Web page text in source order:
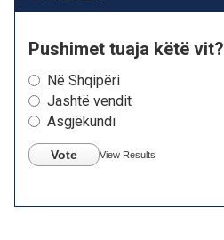
Pushimet tuaja këtë vit?
Në Shqipëri
Jashtë vendit
Asgjëkundi
Vote View Results